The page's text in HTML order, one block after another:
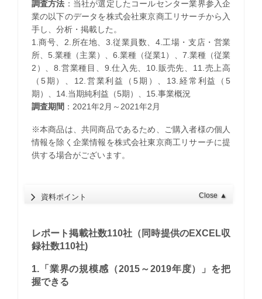
調査方法 ：当社が選定したコールセンター業界参入企
業の以下のデータを株式会社東京商工リサーチから入
手し、分析・掲載した。
1.商号、2.所在地、3.従業員数、4.工場・支店・営業
所、5.業種（主業）、6.業種（従業1）、7.業種（従業
2）、8.営業種目、9.仕入先、10.販売先、11.売上高
（5期）、12.営業利益（5期）、13.経常利益（5
期）、14.当期純利益（5期）、15.事業概況
調査期間 ：2021年2月～2021年2月
※本商品は、共同商品であるため、ご購入者様の個人
情報を除く企業情報を株式会社東京商工リサーチに提
供する場合がございます。
資料ポイント Close ▲
レポート掲載社数110社（同時提供のEXCEL収
録社数110社)
1.「業界の規模感（2015～2019年度）」を把
握できる